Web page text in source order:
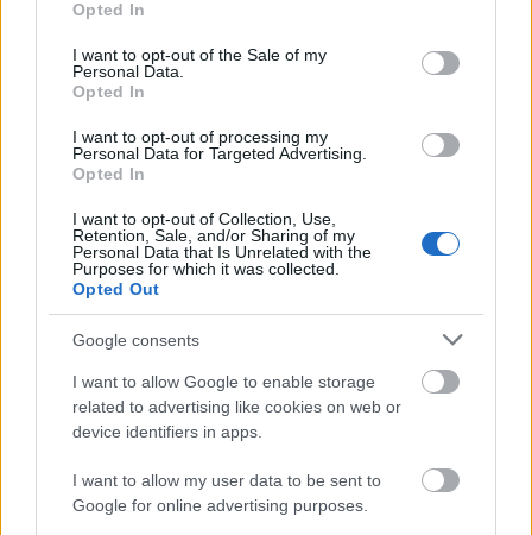
use your data for below specified purposes in below Google
consent section.
Opted In
I want to opt-out of the Sale of my
Personal Data.
Opted In
I want to opt-out of processing my
Personal Data for Targeted Advertising.
Opted In
I want to opt-out of Collection, Use,
Retention, Sale, and/or Sharing of my
Personal Data that Is Unrelated with the
Purposes for which it was collected.
Opted Out
Google consents
I want to allow Google to enable storage
related to advertising like cookies on web or
device identifiers in apps.
I want to allow my user data to be sent to
Google for online advertising purposes.
Nemzetközi sajtószemle
Zelenszkij retorikában tönkreverte Porosenkót,
akiből elegük volt az ukránoknak, de most már a
tetteknek kell következniük Kínának van hosszútávú
elképzelése, miként vegye meg kilóra a kelet-európai
maximum az öklét rázza A jobb élet reményében…